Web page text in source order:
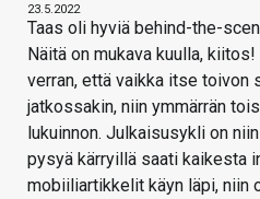
23.5.2022
Taas oli hyviä behind-the-
Näitä on mukava kuulla,
verran, että vaikka itse toivon
jatkossakin, niin ymmärrän
lukuinnon. Julkaisusykli on
pysyä kärryillä saati kaikesta
mobiiliartikkelit käyn läpi, niin